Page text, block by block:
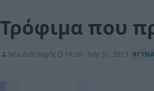
Τρόφιμα που
Νέα Διατροφής 14:30 - July 31, 2013